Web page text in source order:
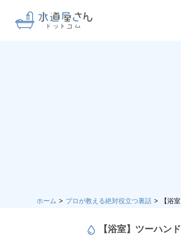
ホーム プロが教える絶対役立つ裏話 【浴
【浴室】ツーハン